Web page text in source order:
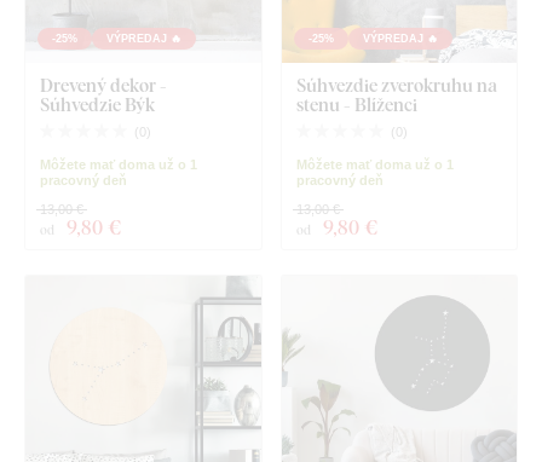
-25% VÝPREDAJ 🔥
Drevený dekor -
Súhvedzie Býk
( 0 )
Môžete mať doma už o 1
pracovný deň
od 9,80 €
13,00 €
-25% VÝPREDAJ 🔥
Súhvezdie zverokruhu na
stenu - Blíženci
( 0 )
Môžete mať doma už o 1
pracovný deň
od 9,80 €
13,00 €